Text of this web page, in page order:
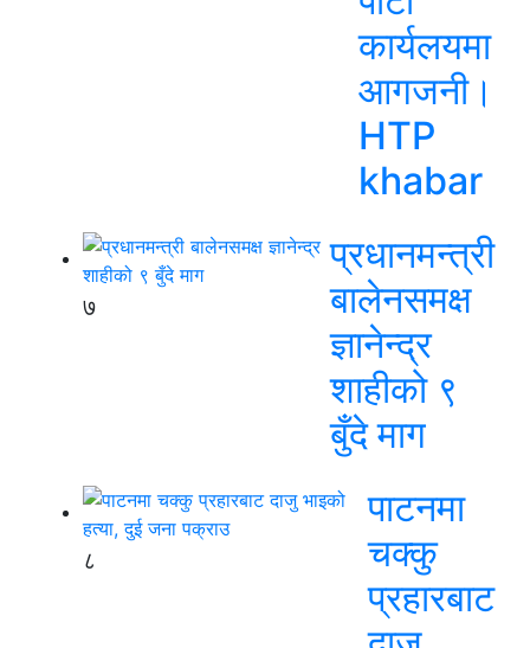
कार्यलयमा
आगजनी।
HTP
khabar
७
प्रधानमन्त्री
बालेनसमक्ष
ज्ञानेन्द्र
शाहीको ९
बुँदे माग
८
पाटनमा
चक्कु
प्रहारबाट